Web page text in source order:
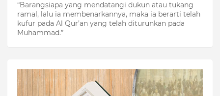
“Barangsiapa yang mendatangi dukun atau tukang
ramal, lalu ia membenarkannya, maka ia berarti telah
kufur pada Al Qur’an yang telah diturunkan pada
Muhammad.”